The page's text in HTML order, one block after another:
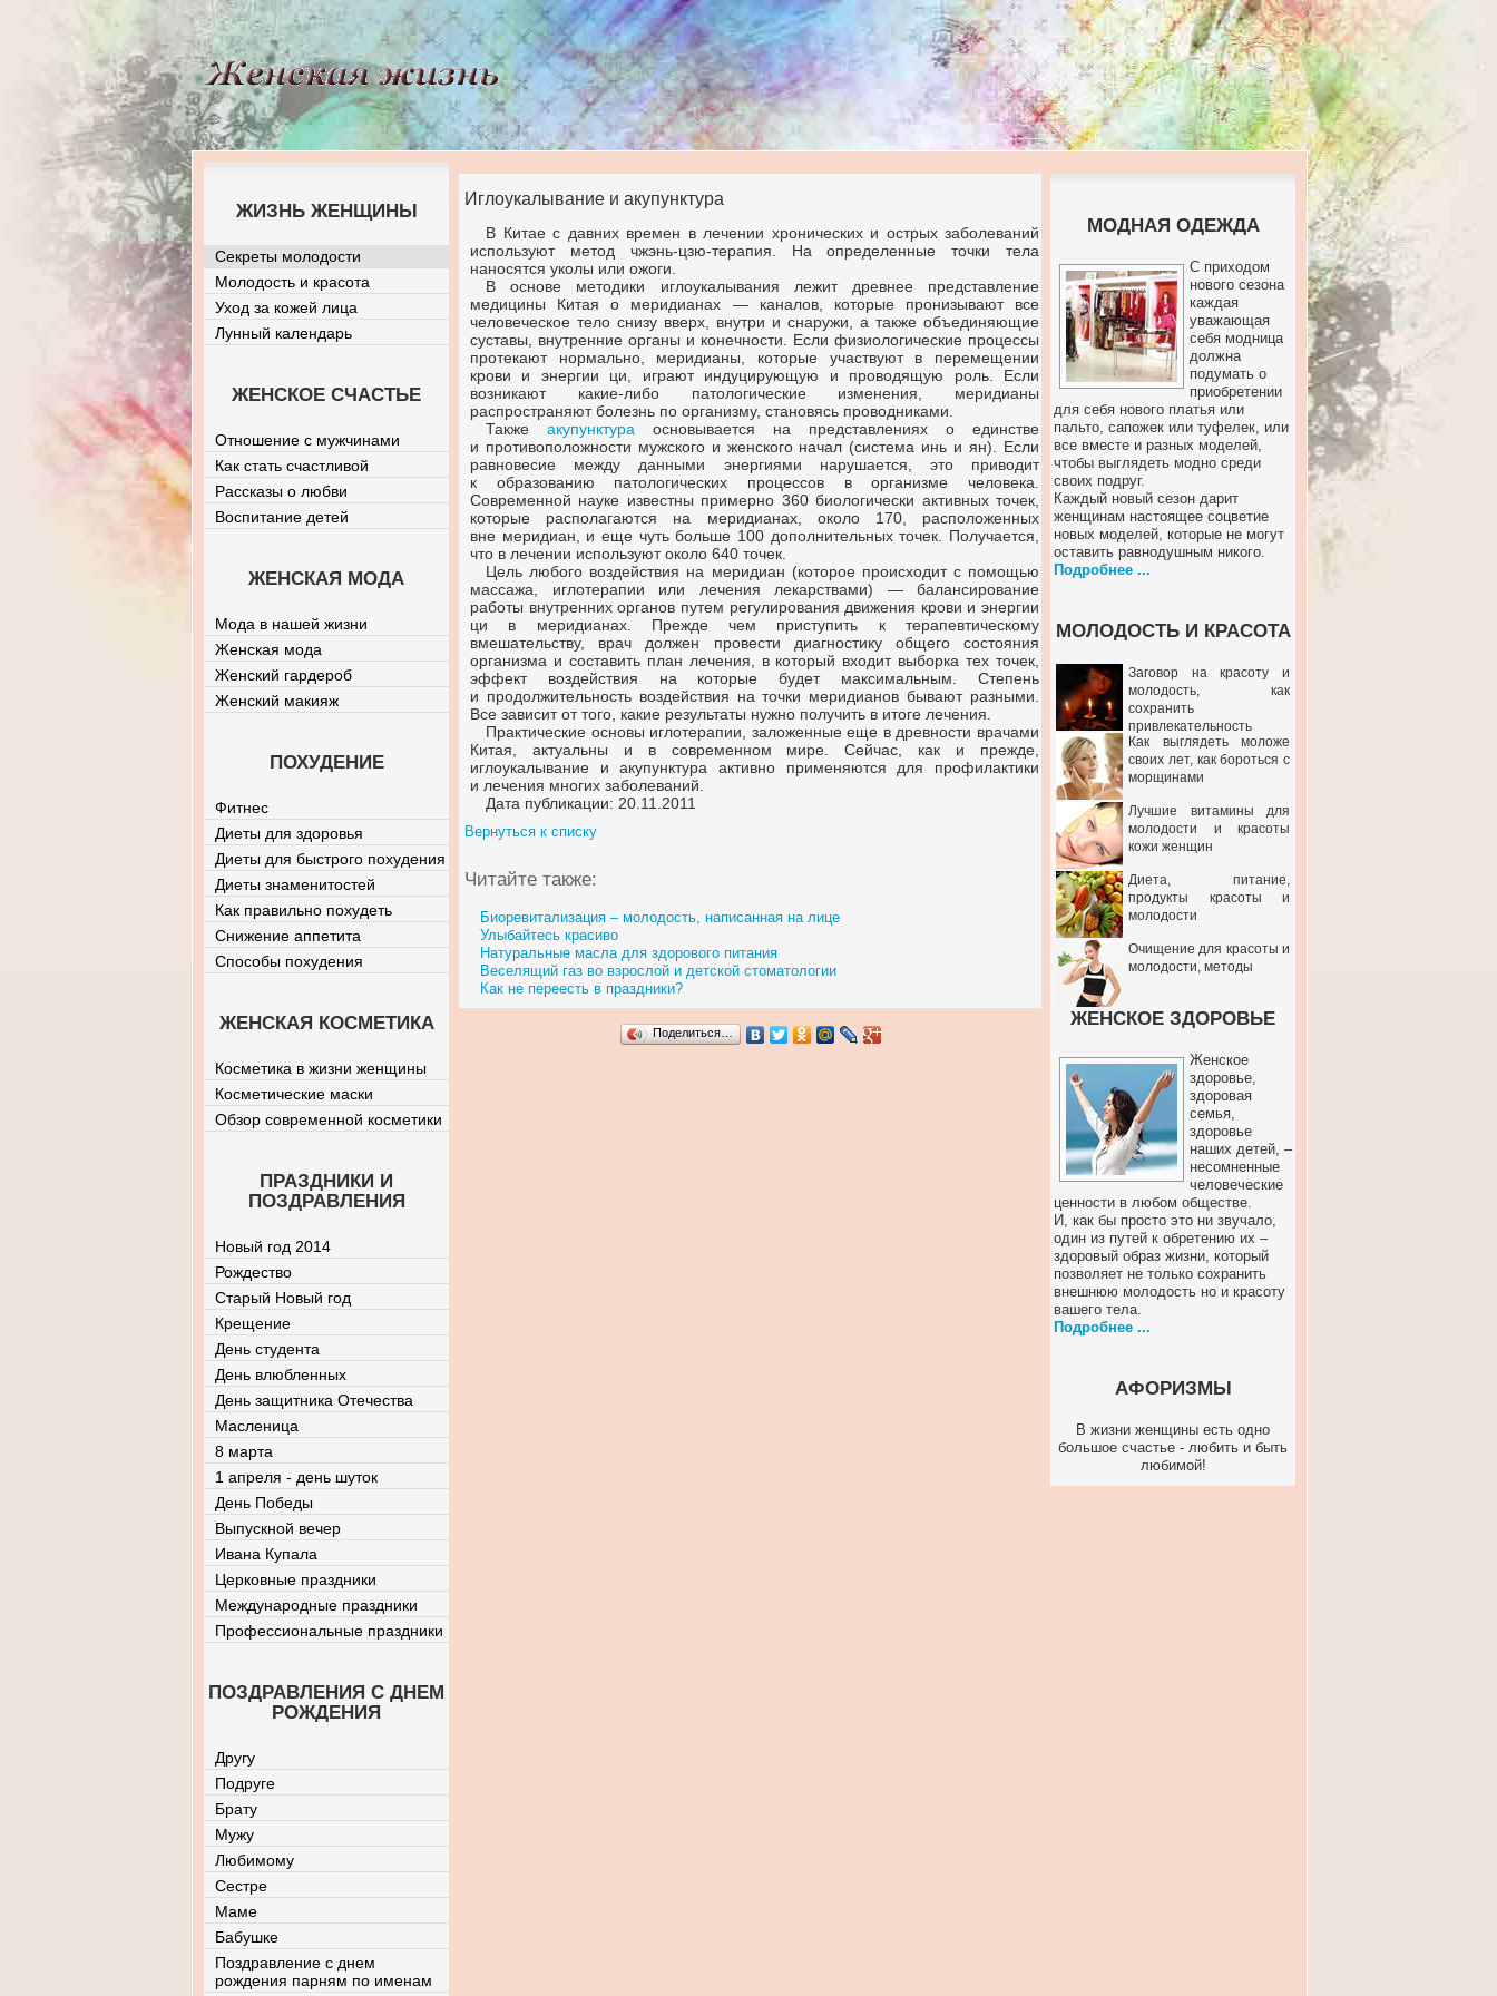
Иглоукалывание и акупунктура
В Китае с давних времен в лечении хронических и острых заболеваний
используют метод чжэнь-цзю-терапия.
На определенные точки тела
наносятся уколы или ожоги.
В основе методики иглоукалывания лежит древнее представление
медицины Китая о меридианах — каналов, которые пронизывают все
человеческое тело снизу вверх, внутри и снаружи, а также объединяющие
суставы, внутренние органы и конечности. Если физиологические процессы
протекают нормально, меридианы, которые участвуют в перемещении
крови и энергии ци, играют индуцирующую и проводящую роль. Если
возникают какие-либопатологические изменения, меридианы
распространяют болезнь по организму, становясь проводниками.
Также акупунктура основывается на представлениях о единстве
и противоположности мужского и женского начал (система инь и ян). Если
равновесие между данными энергиями нарушается, это приводит
к образованию патологических процессов в организме человека.
Современной науке известны примерно 360 биологически активных точек,
которые располагаются на меридианах, около 170, расположенных
вне меридиан, и еще чуть больше 100 дополнительных точек. Получается,
что в лечении используют около 640 точек.
Цель любого воздействия на меридиан (которое происходит с помощью
массажа, иглотерапии или лечения лекарствами) — балансирование
работы внутренних органов путем регулирования движения крови и энергии
ци в меридианах. Прежде чем приступить к терапевтическому
вмешательству, врач должен провести диагностику общего состояния
организма и составить план лечения, в который входит выборка тех точек,
эффект воздействия на которые будет максимальным. Степень
и продолжительность воздействия на точки меридианов бывают разными.
Все зависит от того, какие результаты нужно получить в итоге лечения.
Практические основы иглотерапии, заложенные еще в древности врачами
Китая, актуальны и в современном мире. Сейчас, как и прежде,
иглоукалывание и акупунктура активно применяются для профилактики
и лечения многих заболеваний.
Дата публикации: 20.11.2011
Вернуться к списку
Читайте также:
Биоревитализация – молодость, написанная на лице
Улыбайтесь красиво
Натуральные масла для здорового питания
Веселящий газ во взрослой и детской стоматологии
Как не переесть в праздники?
Поделиться…
МОДНАЯ ОДЕЖДА
С приходом
нового сезона
каждая
уважающая
себя модница
должна
подумать о
приобретении
для себя нового платья или
пальто, сапожек или туфелек, или
все вместе и разных моделей,
чтобы выглядеть модно среди
своих подруг.
Каждый новый сезон дарит
женщинам настоящее соцветие
новых моделей, которые не могут
оставить равнодушным никого.
Подробнее ...
МОЛОДОСТЬ И КРАСОТА
Заговор на красоту и
молодость, как
сохранить
привлекательность
Как выглядеть моложе
своих лет, как бороться с
морщинами
Лучшие витамины для
молодости и красоты
кожи женщин
Диета, питание,
продукты красоты и
молодости
Очищение для красоты и
молодости, методы
ЖЕНСКОЕ ЗДОРОВЬЕ
Женское
здоровье,
здоровая
семья,
здоровье
наших детей, –
несомненные
человеческие
ценности в любом обществе.
И, как бы просто это ни звучало,
один из путей к обретению их –
здоровый образ жизни, который
позволяет не только сохранить
внешнюю молодость но и красоту
вашего тела.
Подробнее ...
АФОРИЗМЫ
В жизни женщины есть одно
большое счастье - любить и быть
любимой!
ЖИЗНЬ ЖЕНЩИНЫ
Секреты молодости
Молодость и красота
Уход за кожей лица
Лунный календарь
ЖЕНСКОЕ СЧАСТЬЕ
Отношение с мужчинами
Как стать счастливой
Рассказы о любви
Воспитание детей
ЖЕНСКАЯ МОДА
Мода в нашей жизни
Женская мода
Женский гардероб
Женский макияж
ПОХУДЕНИЕ
Фитнес
Диеты для здоровья
Диеты для быстрого похудения
Диеты знаменитостей
Как правильно похудеть
Снижение аппетита
Способы похудения
ЖЕНСКАЯ КОСМЕТИКА
Косметика в жизни женщины
Косметические маски
Обзор современной косметики
ПРАЗДНИКИ И
ПОЗДРАВЛЕНИЯ
Новый год 2014
Рождество
Старый Новый год
Крещение
День студента
День влюбленных
День защитника Отечества
Масленица
8 марта
1 апреля - день шуток
День Победы
Выпускной вечер
Ивана Купала
Церковные праздники
Международные праздники
Профессиональные праздники
ПОЗДРАВЛЕНИЯ С ДНЕМ
РОЖДЕНИЯ
Другу
Подруге
Брату
Мужу
Любимому
Сестре
Маме
Бабушке
Поздравление с днем
рождения парням по именам